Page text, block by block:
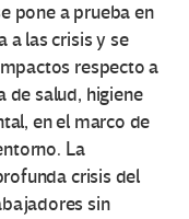
pone a prueba en
a las crisis y se
respecto a
de salud, higiene
en el marco de
La
crisis del
sin